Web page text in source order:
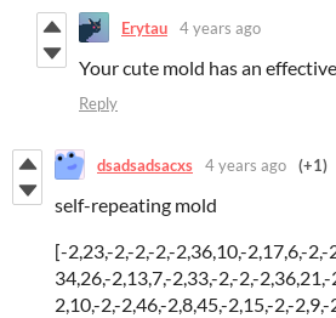
Erytau 4 years ago
Your cute mold has an
Reply
dsadsadsacxs 4 years ago (+1)
self-repeating mold
[-2,23,-2,-2,-2,-2,36,10,-2,17,6,-
34,26,-2,13,7,-2,33,-2,-2,-
2,10,-2,-2,46,-2,8,45,-2,15,-2,-